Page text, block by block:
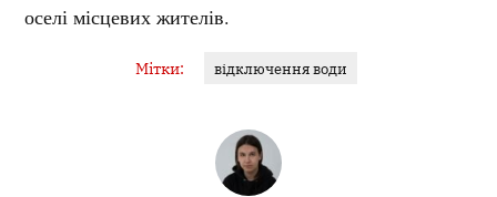
оселі місцевих жителів.
Мітки: відключення води